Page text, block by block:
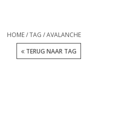
HOME/TAG /AVALANCHE
TERUG NAAR TAG